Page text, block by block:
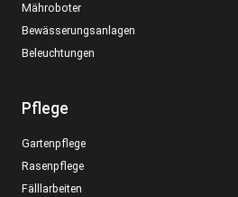
Mähroboter
Bewässerungsanlagen
Beleuchtungen
Pflege
Gartenpflege
Rasenpflege
Fälllarbeiten